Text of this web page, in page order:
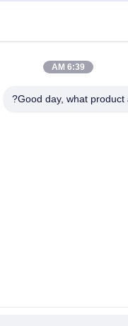
6:39 AM
Good day, what product